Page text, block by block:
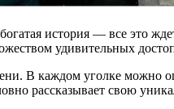
история — все это
удивительных
В каждом уголке можно
рассказывает свою